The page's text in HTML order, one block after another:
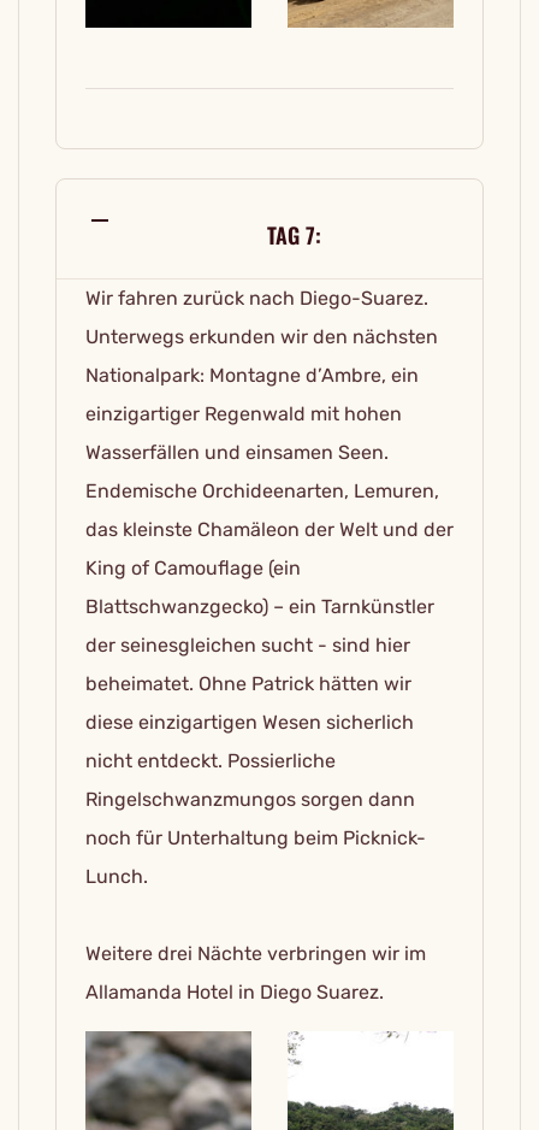
TAG 7:
Wir fahren zurück nach Diego-Suarez.
Unterwegs erkunden wir den nächsten
Nationalpark: Montagne d’Ambre, ein
einzigartiger Regenwald mit hohen
Wasserfällen und einsamen Seen.
Endemische Orchideenarten, Lemuren,
das kleinste Chamäleon der Welt und der
King of Camouflage (ein
Blattschwanzgecko) – ein Tarnkünstler
der seinesgleichen sucht - sind hier
beheimatet. Ohne Patrick hätten wir
diese einzigartigen Wesen sicherlich
nicht entdeckt. Possierliche
Ringelschwanzmungos sorgen dann
noch für Unterhaltung beim Picknick-
Lunch.
Weitere drei Nächte verbringen wir im
Allamanda Hotel in Diego Suarez.